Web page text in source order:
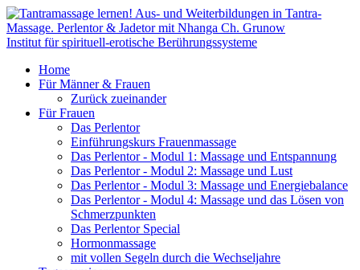
Institut für spirituell-erotische Berührungssysteme
Home
Für Männer & Frauen
Zurück zueinander
Für Frauen
Das Perlentor
Einführungskurs Frauenmassage
Das Perlentor - Modul 1: Massage und Entspannung
Das Perlentor - Modul 2: Massage und Lust
Das Perlentor - Modul 3: Massage und Energiebalance
Das Perlentor - Modul 4: Massage und das Lösen von
Schmerzpunkten
Das Perlentor Special
Hormonmassage
mit vollen Segeln durch die Wechseljahre